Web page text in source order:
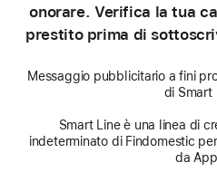
onorare. Verifica la tua
prestito prima di
Messaggio pubblicitario a fini
di Smart
Smart Line è una linea di
indeterminato di Findomestic
da